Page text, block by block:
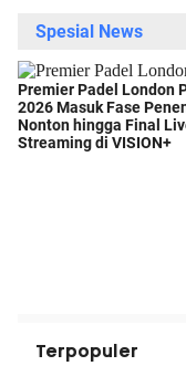
Terpopuler